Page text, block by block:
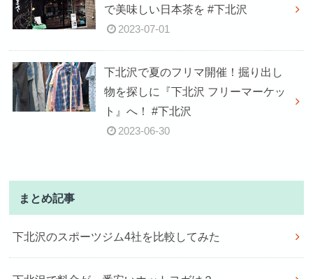
で美味しい日本茶を #下北沢
2023-07-01
下北沢で夏のフリマ開催！掘り出し
物を探しに『下北沢 フリーマーケッ
ト』へ！ #下北沢
2023-06-30
まとめ記事
下北沢のスポーツジム4社を比較してみた